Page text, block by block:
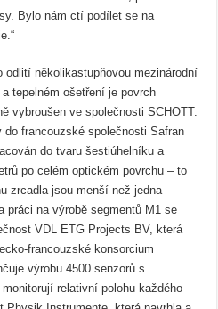
Bylo nám ctí podílet se na
několikastupňovou mezinárodní
tepelném ošetření je povrch
vybroušen ve společnosti SCHOTT.
do francouzské společnosti Safran
do tvaru šestiúhelníku a
po celém optickém povrchu – to
zrcadla jsou menší než jedna
na výrobě segmentů M1 se
VDL ETG Projects BV, která
francouzské konsorcium
výrobu 4500 senzorů s
relativní polohu každého